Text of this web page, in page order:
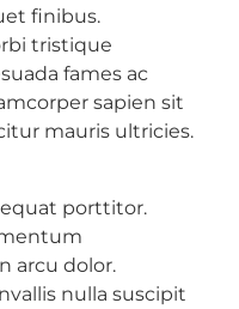
finibus.
tristique
fames ac
sapien sit
mauris ultricies.
porttitor.
arcu dolor.
nulla suscipit